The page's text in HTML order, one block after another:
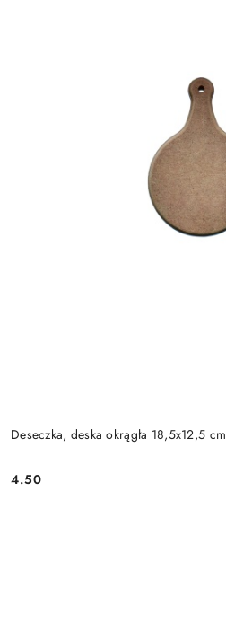
Deseczka, deska okrągła 18,5x12,5 cm
Cena:
4.50